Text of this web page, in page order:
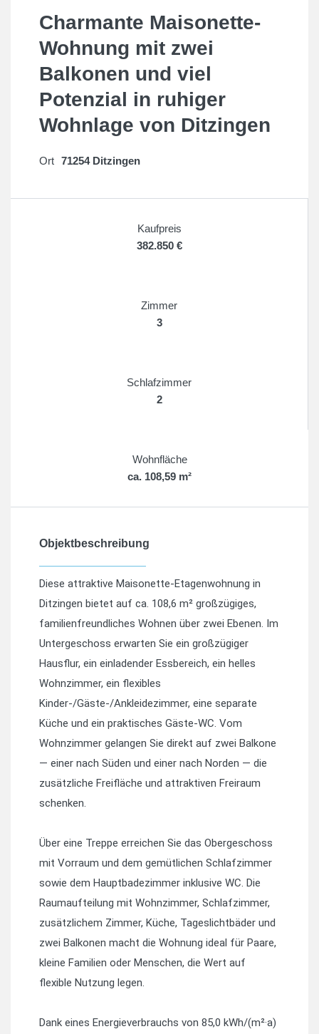
Charmante Maisonette-
Wohnung mit zwei
Balkonen und viel
Potenzial in ruhiger
Wohnlage von Ditzingen
Ort 71254 Ditzingen
Kaufpreis
382.850 €
Zimmer
3
Schlafzimmer
2
Wohnfläche
ca. 108,59 m²
Objektbeschreibung
Diese attraktive Maisonette-Etagenwohnung in
Ditzingen bietet auf ca. 108,6 m² großzügiges,
familienfreundliches Wohnen über zwei Ebenen. Im
Untergeschoss erwarten Sie ein großzügiger
Hausflur, ein einladender Essbereich, ein helles
Wohnzimmer, ein flexibles
Kinder-/Gäste-/Ankleidezimmer, eine separate
Küche und ein praktisches Gäste-WC. Vom
Wohnzimmer gelangen Sie direkt auf zwei Balkone
— einer nach Süden und einer nach Norden — die
zusätzliche Freifläche und attraktiven Freiraum
schenken.
Über eine Treppe erreichen Sie das Obergeschoss
mit Vorraum und dem gemütlichen Schlafzimmer
sowie dem Hauptbadezimmer inklusive WC. Die
Raumaufteilung mit Wohnzimmer, Schlafzimmer,
zusätzlichem Zimmer, Küche, Tageslichtbäder und
zwei Balkonen macht die Wohnung ideal für Paare,
kleine Familien oder Menschen, die Wert auf
flexible Nutzung legen.
Dank eines Energieverbrauchs von 85,0 kWh/(m²·a)